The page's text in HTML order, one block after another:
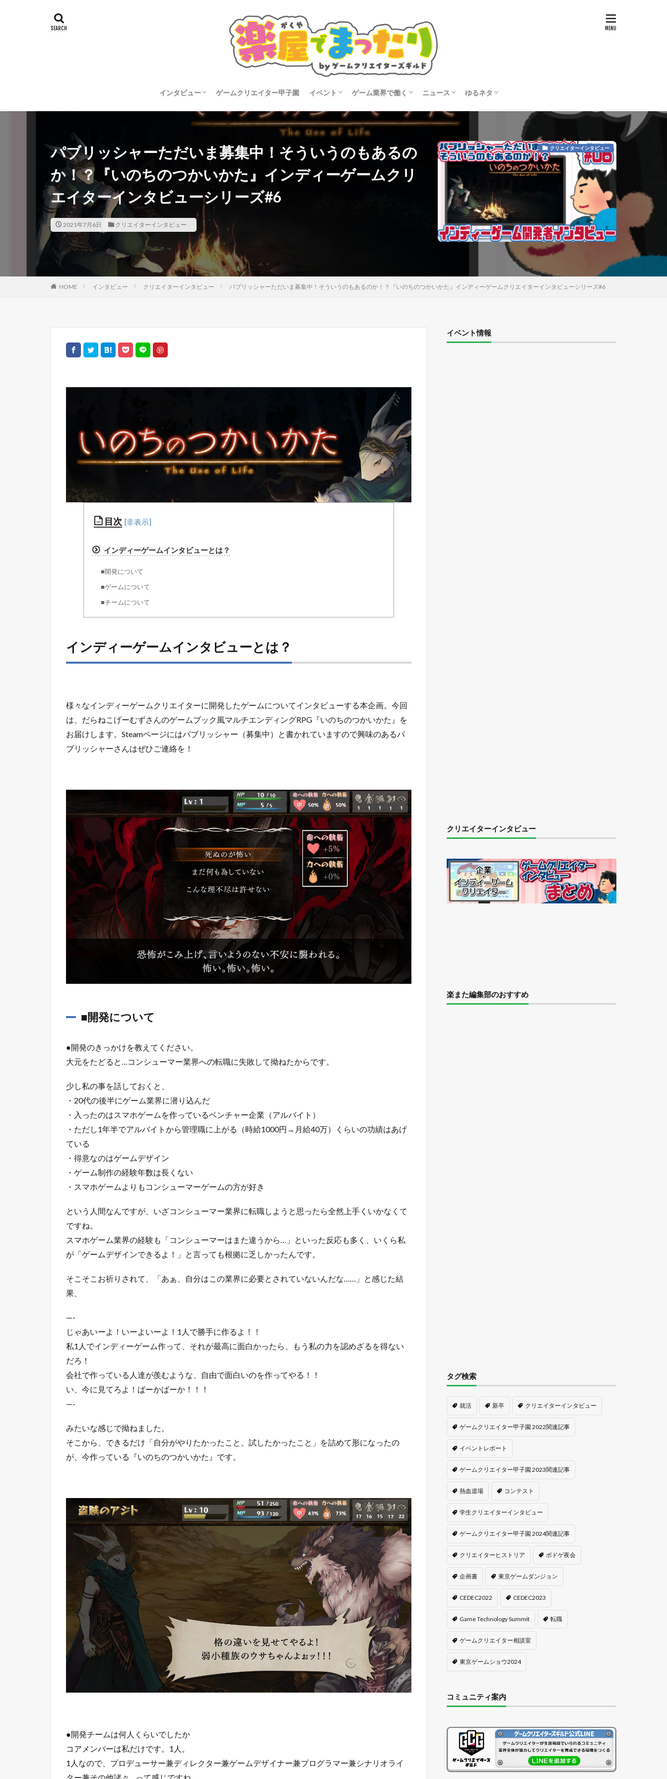
インタビュー
企業インタビュー
クリエイターインタビュー
ゲームクリエイター甲子園 イベント
開催告知
イベントレポート
ゲーム業界で働く
就活
転職
ニュース
コンテスト
ゆるネタ
配信・実況
ボードゲーム
編集部の部屋
パブリッシャーただいま募集中！そういうのもあるの
か！？『いのちのつかいかた』インディーゲームクリ
エイターインタビューシリーズ#6
2021年7月6日 クリエイターインタビュー
クリエイターインタビュー
HOME インタビュー クリエイターインタビュー パブリッシャーただいま募集中！そういうのもあるのか！？『いのちのつかいかた』インディーゲームクリエイターインタビューシリーズ#6
目次
インディーゲームインタビューとは？
■開発について
■ゲームについて
■チームについて
インディーゲームインタビューとは？
様々なインディーゲームクリエイターに開発したゲームについてインタビューする本企画。今回
は、だらねこげーむずさんのゲームブック風マルチエンディングRPG『いのちのつかいかた』を
お届けします。Steamページにはパブリッシャー（募集中）と書かれていますので興味のあるパ
ブリッシャーさんはぜひご連絡を！
■開発について
●開発のきっかけを教えてください。
大元をたどると…コンシューマー業界への転職に失敗して拗ねたからです。
少し私の事を話しておくと、
・20代の後半にゲーム業界に潜り込んだ
・入ったのはスマホゲームを作っているベンチャー企業（アルバイト）
・ただし1年半でアルバイトから管理職に上がる（時給1000円→月給40万）くらいの功績はあげ
ている
・得意なのはゲームデザイン
・ゲーム制作の経験年数は長くない
・スマホゲームよりもコンシューマーゲームの方が好き
という人間なんですが、いざコンシューマー業界に転職しようと思ったら全然上手くいかなくて
ですね。
スマホゲーム業界の経験も「コンシューマーはまた違うから…」といった反応も多く、いくら私
が「ゲームデザインできるよ！」と言っても根拠に乏しかったんです。
そこそこお祈りされて、「あぁ、自分はこの業界に必要とされていないんだな……」と感じた結
果、
—-
じゃあいーよ！いーよいーよ！1人で勝手に作るよ！！
私1人でインディーゲーム作って、それが最高に面白かったら、もう私の力を認めざるを得ない
だろ！
会社で作っている人達が羨むような、自由で面白いのを作ってやる！！
い、今に見てろよ！ばーかばーか！！！
—-
みたいな感じで拗ねました。
そこから、できるだけ「自分がやりたかったこと、試したかったこと」を詰めて形になったの
が、今作っている『いのちのつかいかた』です。
●開発チームは何人くらいでしたか
コアメンバーは私だけです。1人。
1人なので、プロデューサー兼ディレクター兼ゲームデザイナー兼プログラマー兼シナリオライ
ター兼その他諸々…って感じですね。
イベント情報
クリエイターインタビュー
楽また編集部のおすすめ
タグ検索
就活 新卒 クリエイターインタビュー
ゲームクリエイター甲子園 2022関連記事
イベントレポート
ゲームクリエイター甲子園 2023関連記事
熱血道場 コンテスト
学生クリエイターインタビュー
ゲームクリエイター甲子園 2024関連記事
クリエイターヒストリア ボドゲ夜会
企画書 東京ゲームダンジョン
CEDEC2022 CEDEC2023
Game Technology Summit 転職
ゲームクリエイター相談室
東京ゲームショウ2024
コミュニティ案内